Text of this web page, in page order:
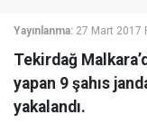
Yayınlanma: 27 Mart 2017
Tekirdağ
yapan 9 şahıs
yakalandı.